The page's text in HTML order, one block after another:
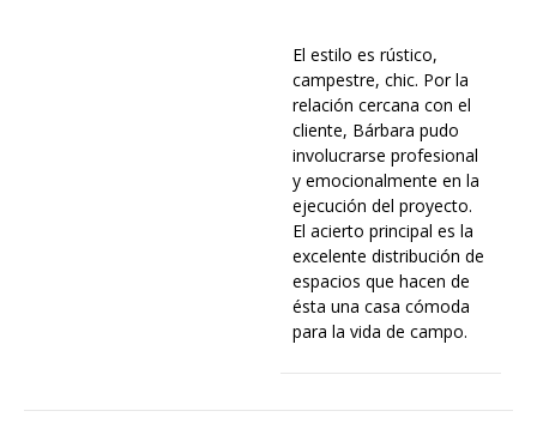
El estilo es rústico,
campestre, chic. Por la
relación cercana con el
cliente, Bárbara pudo
involucrarse profesional
y emocionalmente en la
ejecución del proyecto.
El acierto principal es la
excelente distribución de
espacios que hacen de
ésta una casa cómoda
para la vida de campo.